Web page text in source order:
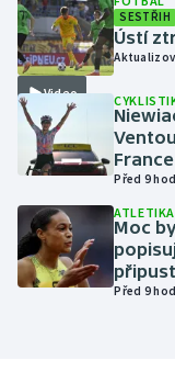
Moderní pětiboj
Motorsport
Olympijské hry
Parasport
Plavání
Plážový volejbal
Video
SESTŘIH
Ústí
France
Před 9 hod
ATLETIKA
Moc
Před 9 hod